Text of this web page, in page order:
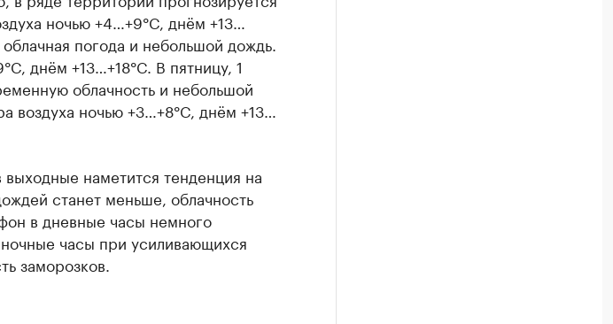
ночью +4…+9°C, днём +13…
облачная погода и небольшой дождь.
днём +13…+18°C. В пятницу, 1
облачность и небольшой
ночью +3…+8°C, днём +13…
наметится тенденция на
станет меньше, облачность
в дневные часы немного
часы при усиливающихся
заморозков.